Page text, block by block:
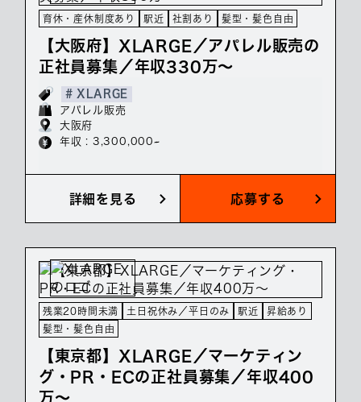
育休・産休制度あり 駅近 社割あり 髪型・髪色自由
【大阪府】XLARGE／アパレル販売の
正社員募集／年収330万～
# XLARGE
アパレル販売
大阪府
年収 : 3,300,000~
詳細を見る 応募する
残業20時間未満 土日祝休み／平日のみ 駅近
昇給あり
髪型・髪色自由
【東京都】XLARGE／マーケティン
グ・PR・ECの正社員募集／年収400
万～